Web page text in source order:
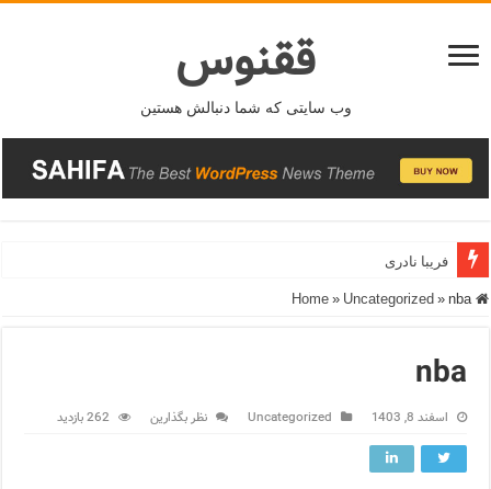
ققنوس
وب سایتی که شما دنبالش هستین
فریبا نادری
فریدونشهر
Home
» Uncategorized » nba
nba
اسفند 8, 1403 Uncategorized نظر بگذارین 262 بازدید